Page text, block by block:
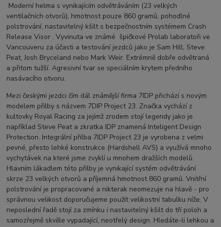
Moderní helma s vynikajícím odvětráváním (23 velkých
ventilačních otvorů), hmotnost pouze 860 gramů, pohodlné
polstrování, nastavitelný kšilt s bezpečnostním systémem Crash
Release Visor . Vyvinuta ve známé špičkové Prolab laboratoři ve
Vancouveru za účasti a testování jezdců jako je Sam Hill, Steve
Peat, Josh Bryceland nebo Mark Weir. Extrémně dobře odvětraná
a přitom tužší. Agresivní tvar se speciálním krytem předního
nasávacího otvoru.
Mezi českými jezdci čím dál známější firma 7IDP přichází s novým
modelem přilby s názvem 7DIP Project 23. Značka vychází z
kultovky Royal Racing za jejímž zrodem stojí legendy jako je
například Steve Peat a zkratka IDP znamená Inteligent Design
Protection. Integrální přilba 7IDP Project 23 je vyrobena z velmi
pevné, přesto lehké konstrukce (Hardshell AVS) a využívá mnoho
vychytávek na které jsme zvyklí u mnohem dražších modelů.
Hlavním lákadlem této přilby je vynikající systém odvětrávání
skrze 23 velkých otvorů a příjemná hmotnost 860 gramů. Vnitřní
polstrování je propracované a nikterak neomezuje na hlavě - pro
správnou velikost doporučujeme použít velikostní tabulku níže. V
neposlední řadě stojí za zmínku i nastavitelný kšilt do tří poloh a
samozřejmě skvěle vypadající, neotřelý design. Hledáte-li lehkou a